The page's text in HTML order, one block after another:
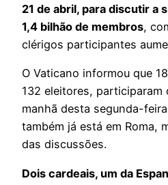
21 de abril, para discutir a
1,4 bilhão de membros,
clérigos participantes
O Vaticano informou que
132 eleitores, participaram
manhã desta segunda-
também já está em Roma,
das discussões.
Dois cardeais, um da